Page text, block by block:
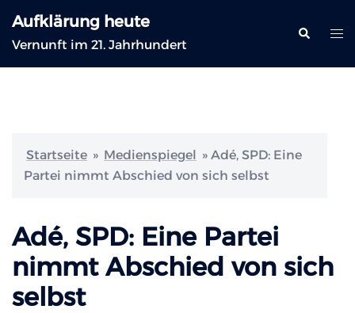
Inhalt
springen
Aufklärung heute
Vernunft im 21. Jahrhundert
Suche
Startseite » Medienspiegel » Adé, SPD: Eine
Partei nimmt Abschied von sich selbst
Adé, SPD: Eine Partei
nimmt Abschied von sich
selbst